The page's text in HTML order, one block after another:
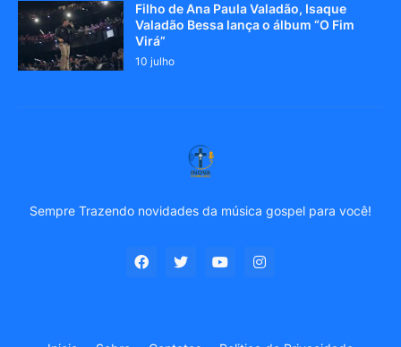
Filho de Ana Paula Valadão, Isaque
Valadão Bessa lança o álbum “O Fim
Virá”
10 julho
Sempre Trazendo novidades da música gospel para você!